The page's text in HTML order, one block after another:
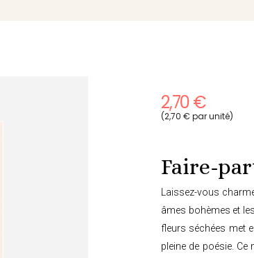
2,70 €
(2,70 € par unité)
Faire-
Laissez-vous
âmes bohèmes et
fleurs séchées met
pleine de poésie.